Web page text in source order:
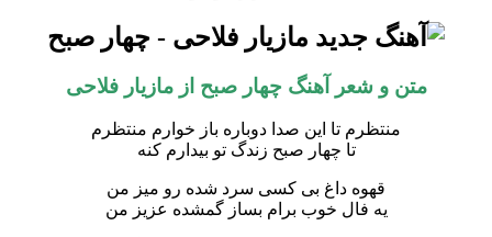
متن و شعر آهنگ چهار صبح از مازیار فلاحی
منتظرم تا این صدا دوباره باز خوارم منتظرم
تا چهار صبح زندگ تو بیدارم کنه
قهوه داغ بی کسی سرد شده رو میز من
یه فال خوب برام بساز گمشده عزیز من